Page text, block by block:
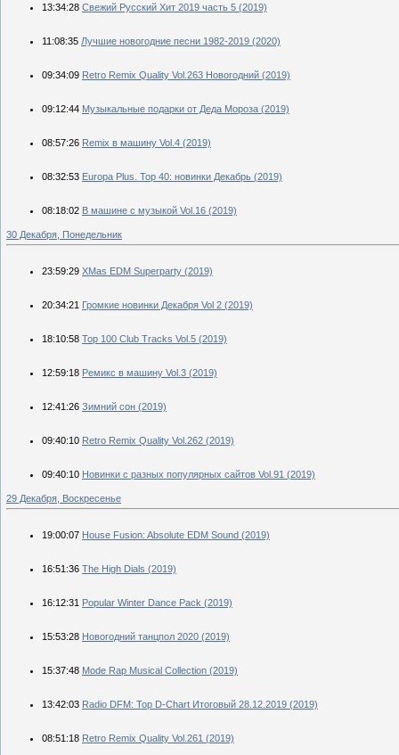
13:34:28 Свежий Русский Хит 2019 часть 5 (2019)
11:08:35 Лучшие новогодние песни 1982-2019 (2020)
09:34:09 Retro Remix Quality Vol.263 Новогодний (2019)
09:12:44 Музыкальные подарки от Деда Мороза (2019)
08:57:26 Remix в машину Vol.4 (2019)
08:32:53 Europa Plus. Top 40: новинки Декабрь (2019)
08:18:02 В машине с музыкой Vol.16 (2019)
30 Декабря, Понедельник
23:59:29 XMas EDM Superparty (2019)
20:34:21 Громкие новинки Декабря Vol 2 (2019)
18:10:58 Top 100 Club Tracks Vol.5 (2019)
12:59:18 Ремикс в машину Vol.3 (2019)
12:41:26 Зимний сон (2019)
09:40:10 Retro Remix Quality Vol.262 (2019)
09:40:10 Новинки с разных популярных сайтов Vol.91 (2019)
29 Декабря, Воскресенье
19:00:07 House Fusion: Absolute EDM Sound (2019)
16:51:36 The High Dials (2019)
16:12:31 Popular Winter Dance Pack (2019)
15:53:28 Новогодний танцпол 2020 (2019)
15:37:48 Mode Rap Musical Collection (2019)
13:42:03 Radio DFM: Top D-Chart Итоговый 28.12.2019 (2019)
08:51:18 Retro Remix Quality Vol.261 (2019)